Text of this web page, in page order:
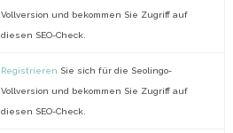
Vollversion und bekommen Sie Zugriff auf
diesen SEO-Check.
Registrieren Sie sich für die Seolingo-
Vollversion und bekommen Sie Zugriff auf
diesen SEO-Check.